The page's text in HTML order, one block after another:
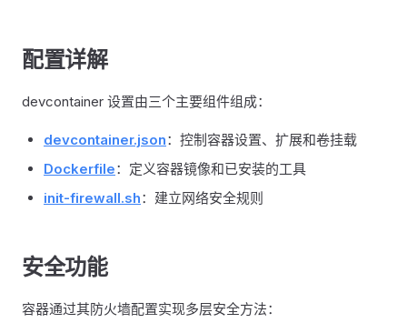
配置详解
devcontainer 设置由三个主要组件组成：
devcontainer.json：控制容器设置、扩展和卷挂载
Dockerfile：定义容器镜像和已安装的工具
init-firewall.sh：建立网络安全规则
安全功能
容器通过其防火墙配置实现多层安全方法：